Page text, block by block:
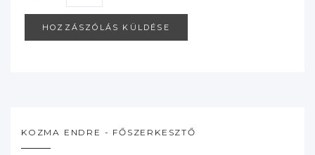
KOZMA ENDRE - FŐSZERKESZTŐ